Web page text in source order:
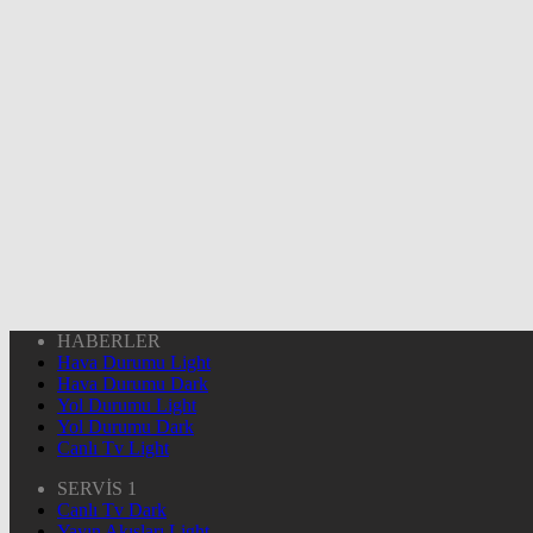
HABERLER
Hava Durumu Light
Hava Durumu Dark
Yol Durumu Light
Yol Durumu Dark
Canlı Tv Light
SERVİS 1
Canlı Tv Dark